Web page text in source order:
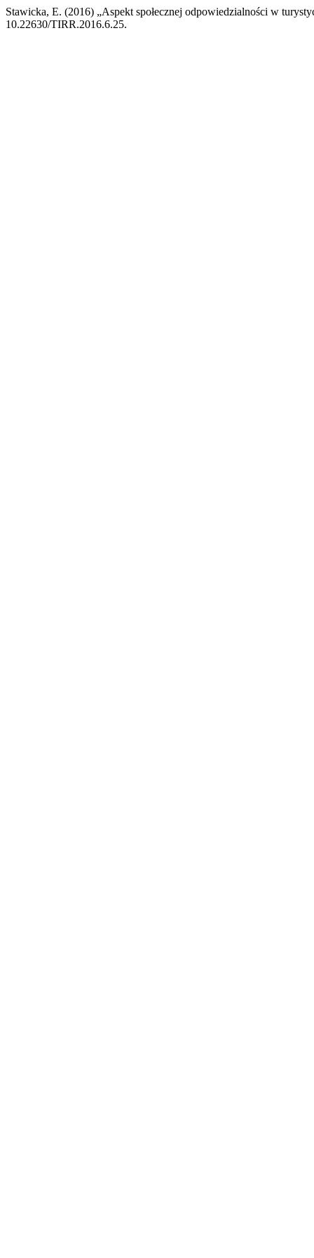
Stawicka, E. (2016) „Aspekt społecznej odpowiedzialności w
10.22630/TIRR.2016.6.25.